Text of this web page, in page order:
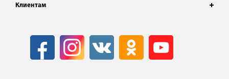
Клиентам